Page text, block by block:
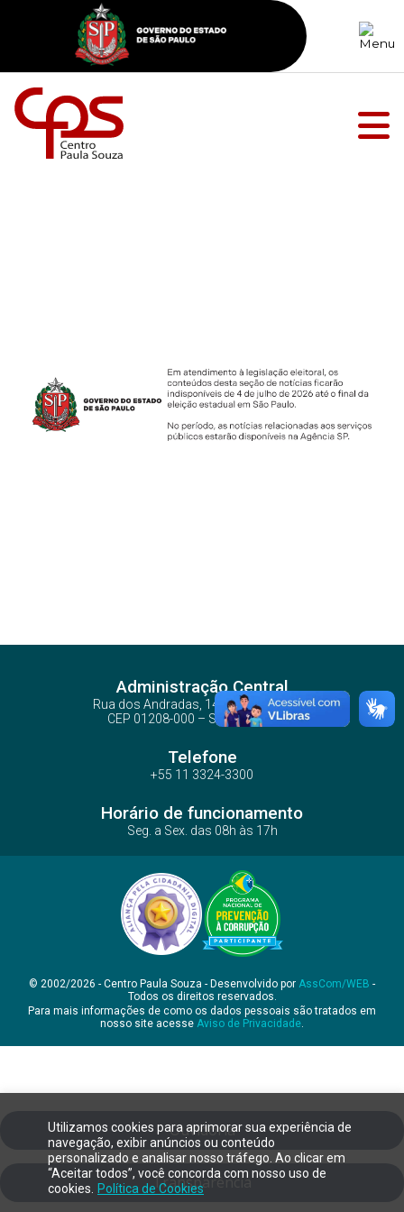
Utilizamos cookies para aprimorar sua experiência de
navegação, exibir anúncios ou conteúdo
personalizado e analisar nosso tráfego. Ao clicar em
“Aceitar todos”, você concorda com nosso uso de
cookies.
Política de Cookies
Administração Central
Rua dos Andradas, 140 - Santa Ifigênia
CEP 01208-000 – São Paulo – SP
Telefone
+55 11 3324-3300
Horário de funcionamento
Seg. a Sex. das 08h às 17h
© 2002/2026 - Centro Paula Souza - Desenvolvido por AssCom/WEB -
Todos os direitos reservados.
Para mais informações de como os dados pessoais são tratados em
nosso site acesse Aviso de Privacidade.
Ouvidoria
Transparência